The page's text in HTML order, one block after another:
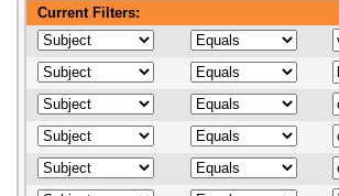
Current Filters: